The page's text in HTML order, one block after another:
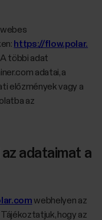
https://flow.polar.
A többi adat
adatai, a
előzmények vagy a
az
adataimat a
webhelyen az
hogy az